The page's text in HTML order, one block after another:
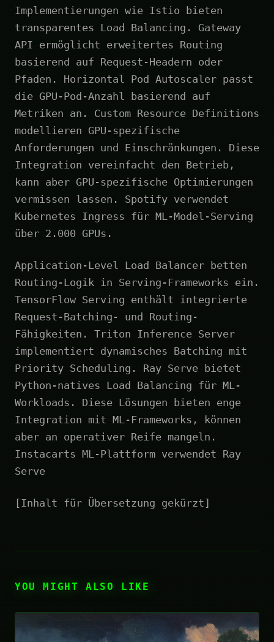
Implementierungen wie Istio bieten
transparentes Load Balancing. Gateway
API ermöglicht erweitertes Routing
basierend auf Request-Headern oder
Pfaden. Horizontal Pod Autoscaler passt
die GPU-Pod-Anzahl basierend auf
Metriken an. Custom Resource Definitions
modellieren GPU-spezifische
Anforderungen und Einschränkungen. Diese
Integration vereinfacht den Betrieb,
kann aber GPU-spezifische Optimierungen
vermissen lassen. Spotify verwendet
Kubernetes Ingress für ML-Model-Serving
über 2.000 GPUs.
Application-Level Load Balancer betten
Routing-Logik in Serving-Frameworks ein.
TensorFlow Serving enthält integrierte
Request-Batching- und Routing-
Fähigkeiten. Triton Inference Server
implementiert dynamisches Batching mit
Priority Scheduling. Ray Serve bietet
Python-natives Load Balancing für ML-
Workloads. Diese Lösungen bieten enge
Integration mit ML-Frameworks, können
aber an operativer Reife mangeln.
Instacarts ML-Plattform verwendet Ray
Serve
[Inhalt für Übersetzung gekürzt]
YOU MIGHT ALSO LIKE